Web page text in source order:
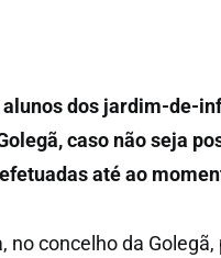
alunos dos jardim-de-
caso não seja
até ao
no concelho da